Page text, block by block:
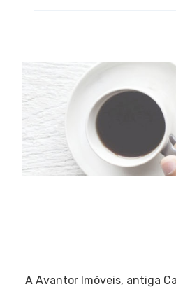
A Avantor Imóveis, antiga